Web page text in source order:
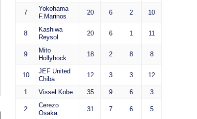
7
Yokohama
F.Marinos
20 6 2 10
8
Kashiwa
Reysol
20 6 1 11
9
Mito
Hollyhock
18 2 8 8
10
JEF United
Chiba
12 3 3 12
1 Vissel Kobe 35 9 6 3
2
Cerezo
Osaka
31 7 6 5